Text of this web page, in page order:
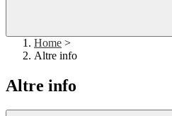
Home >
Altre info
Altre info